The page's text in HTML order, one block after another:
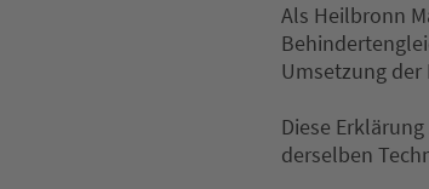
Als Heilbronn
Umsetzung der
Diese
derselben